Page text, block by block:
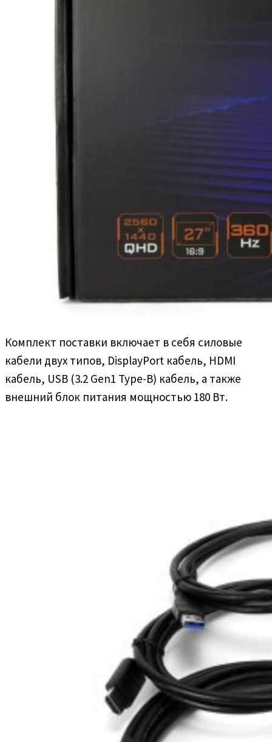
Комплект поставки включает в себя силовые
кабели двух типов, DisplayPort кабель, HDMI
кабель, USB (3.2 Gen1 Type-B) кабель, а также
внешний блок питания мощностью 180 Вт.